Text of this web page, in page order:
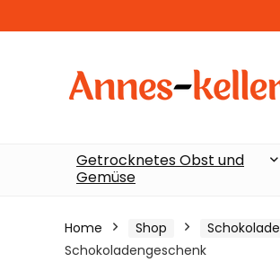
Getrocknetes Obst und
Gemüse
Home Shop Schokolade
Schokoladengeschenk